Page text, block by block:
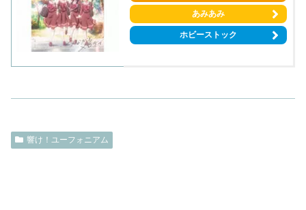
あみあみ
ホビーストック
響け！ユーフォニアム